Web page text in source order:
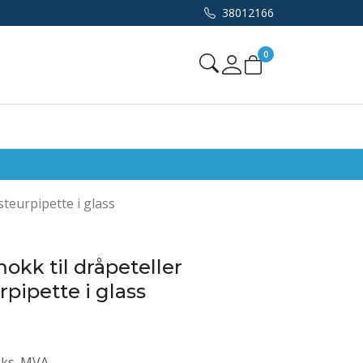
38012166
Mine sider
0
i glass
til dråpeteller
i glass